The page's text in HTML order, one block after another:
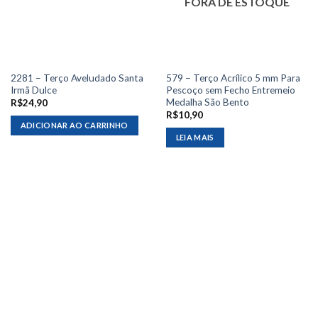
2281 – Terço Aveludado Santa
Irmã Dulce
R$24,90
ADICIONAR AO CARRINHO
579 – Terço Acrílico 5 mm Para
Pescoço sem Fecho Entremeio
Medalha São Bento
R$10,90
LEIA MAIS